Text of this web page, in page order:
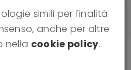
Training TFP 2026
simili per finalità
anche per altre
nella cookie policy.